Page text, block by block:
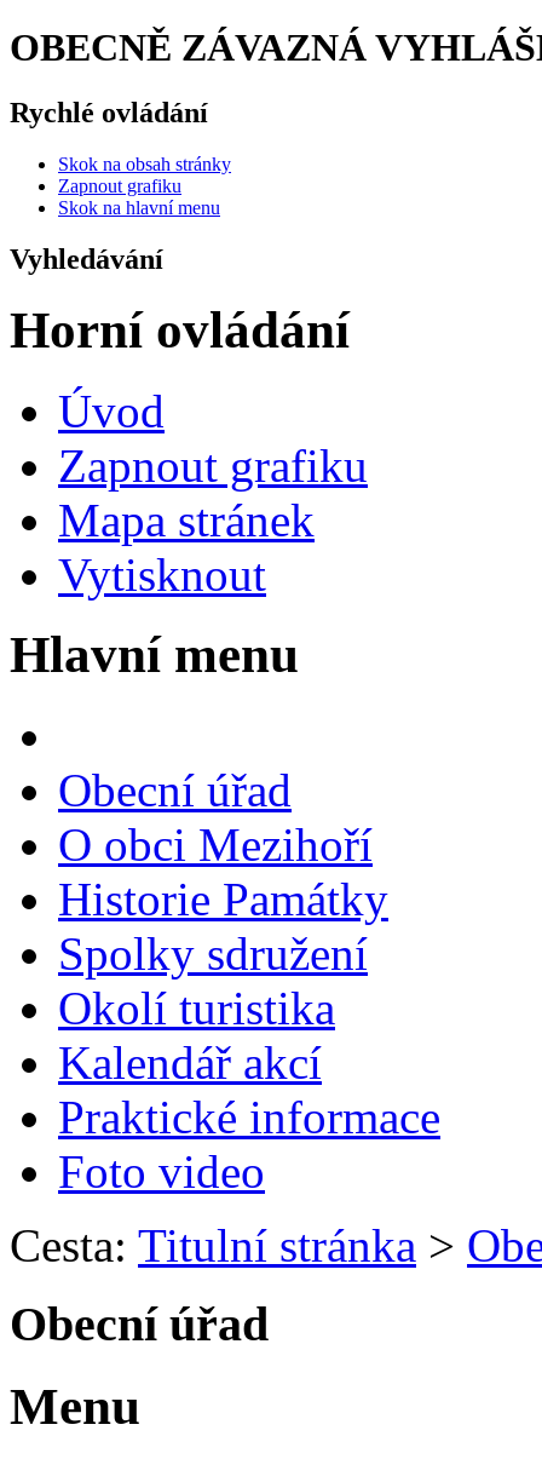
OBECNĚ ZÁVAZNÁ
Rychlé ovládání
Skok na obsah stránky
Zapnout grafiku
Skok na hlavní menu
Vyhledávání
Horní ovládání
Úvod
Zapnout grafiku
Mapa stránek
Vytisknout
Hlavní menu
Obecní úřad
O obci Mezihoří
Historie Památky
Spolky sdružení
Okolí turistika
Kalendář akcí
Praktické informace
Foto video
Cesta: Titulní stránka >
Obecní úřad
Menu